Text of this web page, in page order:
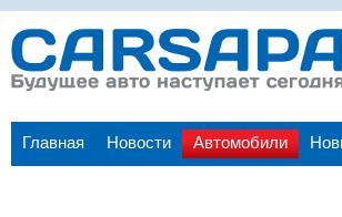
Главная Новости Автомобили